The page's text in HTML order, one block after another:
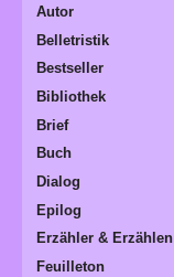
Autor
Belletristik
Bestseller
Bibliothek
Brief
Buch
Dialog
Epilog
Erzähler & Erzählen
Feuilleton